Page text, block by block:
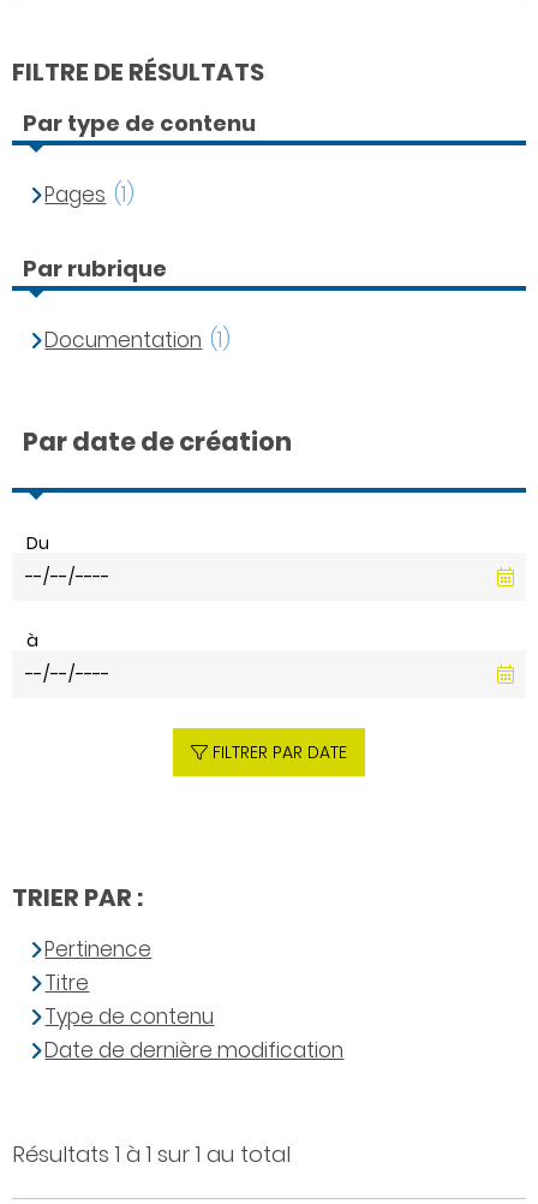
Résultats 1 à 1 sur 1 au total
FILTRE DE RÉSULTATS
Par type de contenu
Pages (1)
Par rubrique
Documentation (1)
Par date de création
Du
à
FILTRER PAR DATE
TRIER PAR :
Pertinence
Titre
Type de contenu
Date de dernière modification